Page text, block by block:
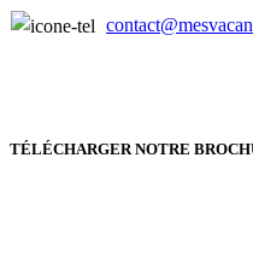
TÉLÉCHARGER NOTRE